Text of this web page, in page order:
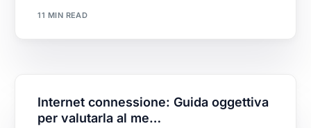
11 MIN READ
Internet connessione: Guida oggettiva
per valutarla al me…